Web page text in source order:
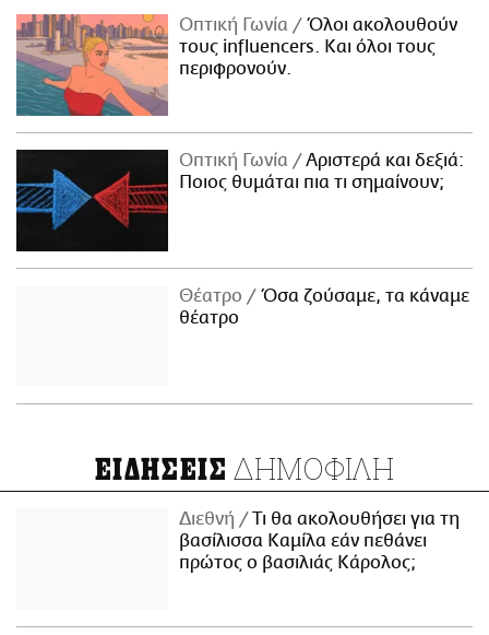
Οπτική Γωνία
Όλοι ακολουθούν
τους influencers. Και όλοι τους
περιφρονούν.
Οπτική Γωνία
Αριστερά και δεξιά:
Ποιος θυμάται πια τι σημαίνουν;
Θέατρο
Όσα ζούσαμε, τα κάναμε
θέατρο
ΕΙΔΗΣΕΙΣ ΔΗΜΟΦΙΛΗ
Διεθνή
Τι θα ακολουθήσει για τη
βασίλισσα Καμίλα εάν πεθάνει
πρώτος ο βασιλιάς Κάρολος;